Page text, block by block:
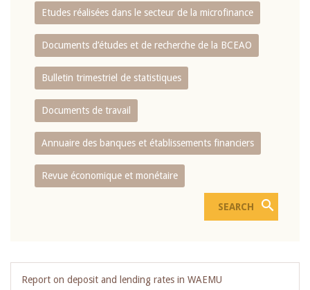
Etudes réalisées dans le secteur de la microfinance
Documents d’études et de recherche de la BCEAO
Bulletin trimestriel de statistiques
Documents de travail
Annuaire des banques et établissements financiers
Revue économique et monétaire
Report on deposit and lending rates in WAEMU